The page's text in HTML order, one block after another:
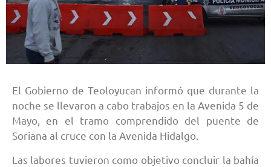
El Gobierno de Teoloyucan informó que durante la
noche se llevaron a cabo trabajos en la Avenida 5 de
Mayo, en el tramo comprendido del puente de
Soriana al cruce con la Avenida Hidalgo.
Las labores tuvieron como objetivo concluir la bahía